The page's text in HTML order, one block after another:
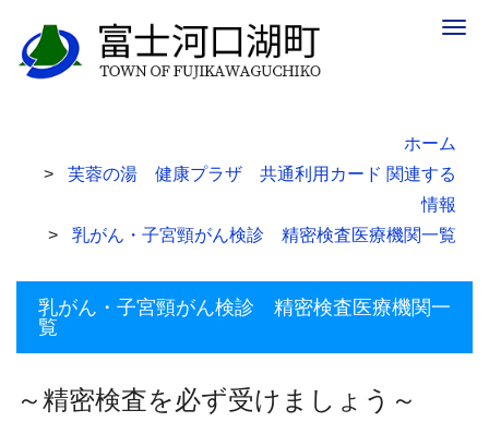
ホーム
芙蓉の湯 健康プラザ 共通利用カード 関連する
情報
乳がん・子宮頸がん検診 精密検査医療機関一覧
乳がん・子宮頸がん検診 精密検査医療機関一
覧
～精密検査を必ず受けましょう～